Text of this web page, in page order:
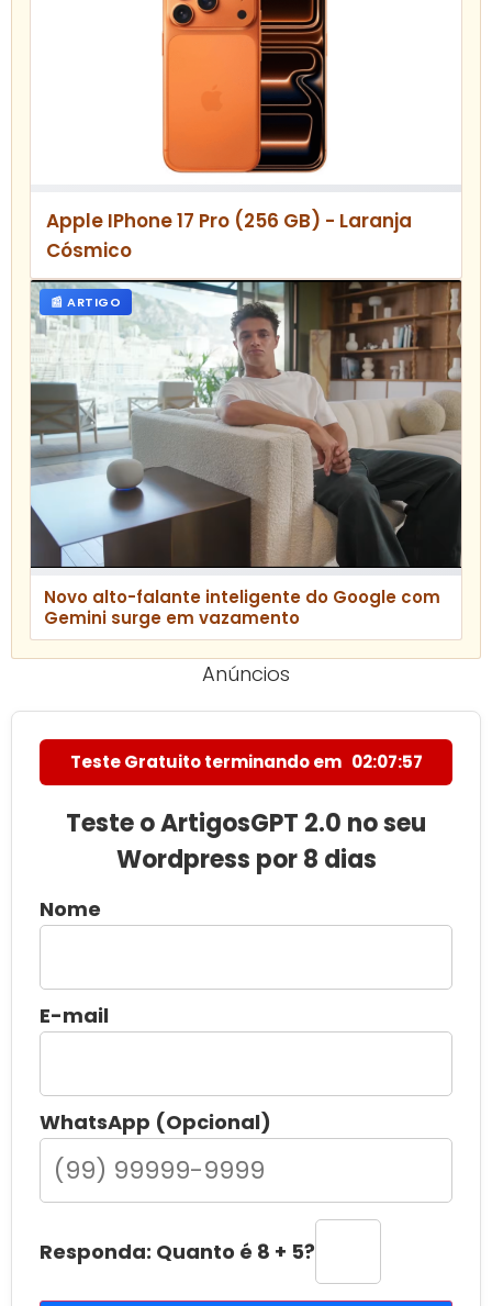
Apple IPhone 17 Pro (256 GB) - Laranja
Cósmico
📰 ARTIGO
Novo alto-falante inteligente do Google com
Gemini surge em vazamento
Anúncios
Teste Gratuito terminando em 02:07:56
Teste o ArtigosGPT 2.0 no seu
Wordpress por 8 dias
Nome
E-mail
WhatsApp (Opcional)
Responda: Quanto é 8 + 5?